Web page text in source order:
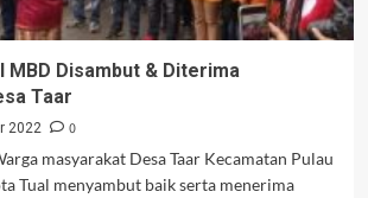
MBD Disambut & Diterima
Taar
2022
0
masyarakat Desa Taar Kecamatan Pulau
Tual menyambut baik serta menerima